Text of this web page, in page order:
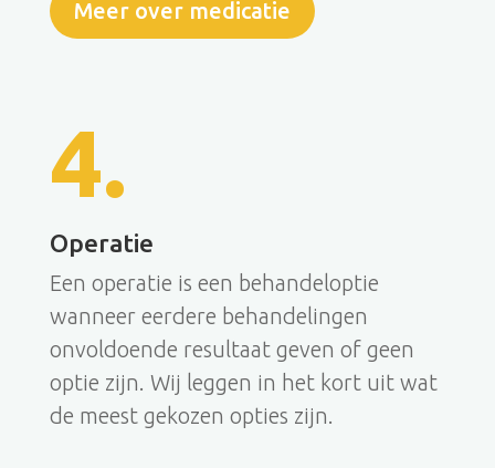
Meer over medicatie
4.
Operatie
Een operatie is een behandeloptie
wanneer eerdere behandelingen
onvoldoende resultaat geven of geen
optie zijn. Wij leggen in het kort uit wat
de meest gekozen opties zijn.